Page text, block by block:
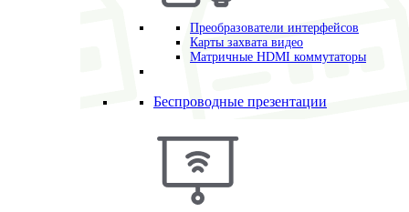
Преобразователи интерфейсов
Карты захвата видео
Матричные HDMI коммутаторы
Беспроводные презентации